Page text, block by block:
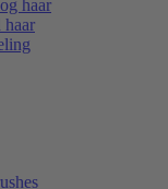
haar
haar